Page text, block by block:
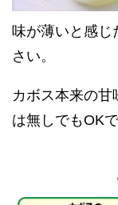
味が薄いと感じ
さい。
カボス本来の甘
は無しでもOKで